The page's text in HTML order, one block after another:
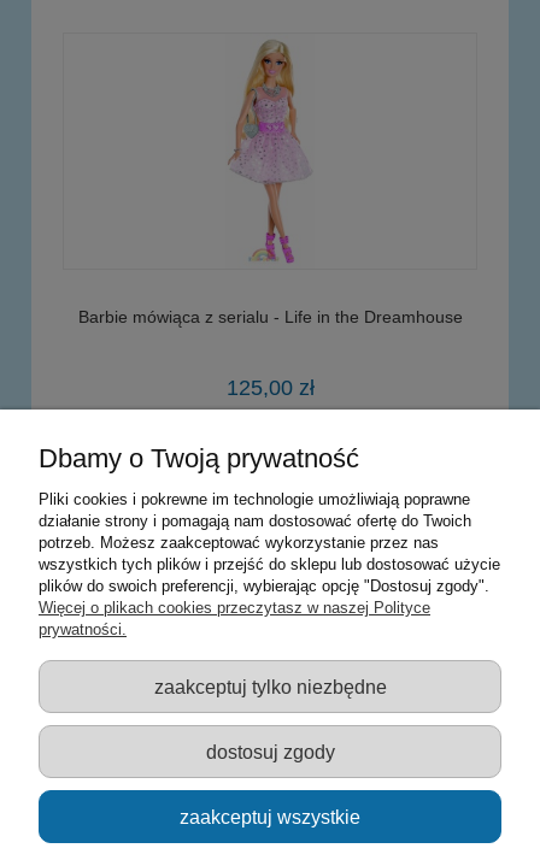
Barbie mówiąca z serialu - Life in the Dreamhouse
125,00 zł
powiadom o dostępności
Warunki zakupów
Moje konto
Informacje o sklepie
Sklep z zabawkami Łódź :: Hurownia zabawek :: Zabawki
edukacyjne :: Zestawy artystyczne :: Zabawki :: samochody Welly
:: Zabawkownia :: zabawki dla dzieci :: Lalki :: Klocki :: Artykuły
szkolne ::
Dbamy o Twoją prywatność
Pliki cookies i pokrewne im technologie umożliwiają poprawne
działanie strony i pomagają nam dostosować ofertę do Twoich
potrzeb. Możesz zaakceptować wykorzystanie przez nas
wszystkich tych plików i przejść do sklepu lub dostosować użycie
plików do swoich preferencji, wybierając opcję "Dostosuj zgody".
Więcej o plikach cookies przeczytasz w naszej Polityce
prywatności.
zaakceptuj tylko niezbędne
dostosuj zgody
zaakceptuj wszystkie